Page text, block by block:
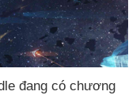
đang có chương